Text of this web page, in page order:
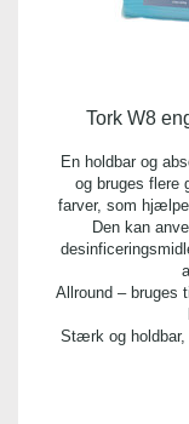
Tork W8
En holdbar og
og bruges flere
farver, som
Den kan
Allround –
Stærk og